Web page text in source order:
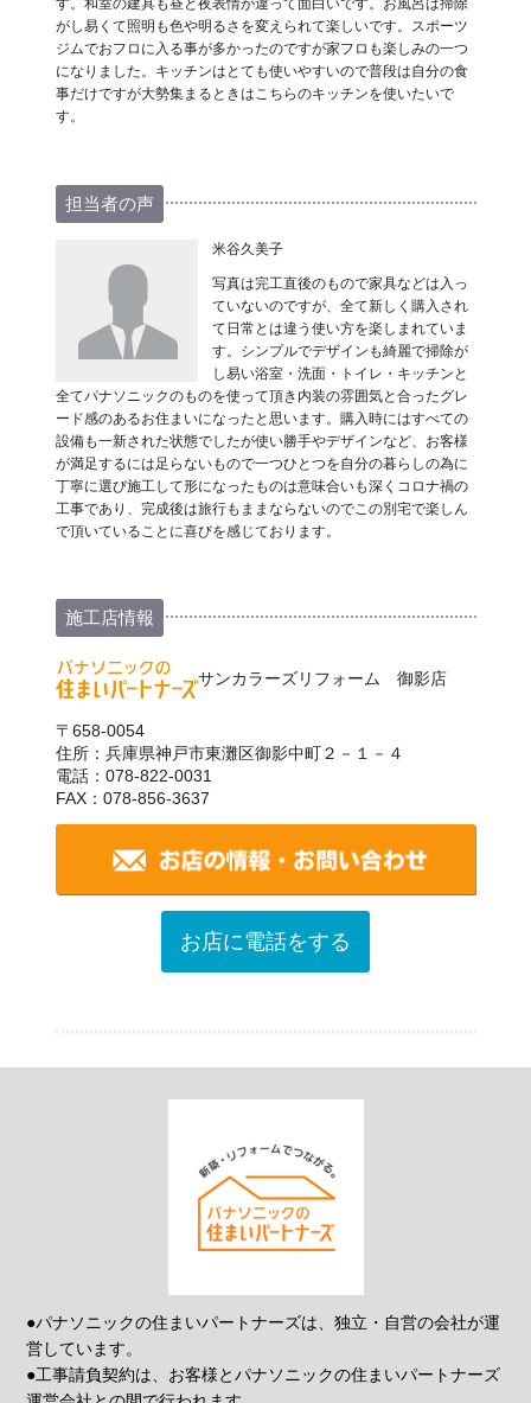
す。和室の建具も昼と夜表情が違って面白いです。お風呂は掃除
がし易くて照明も色や明るさを変えられて楽しいです。スポーツ
ジムでおフロに入る事が多かったのですが家フロも楽しみの一つ
になりました。キッチンはとても使いやすいので普段は自分の食
事だけですが大勢集まるときはこちらのキッチンを使いたいで
す。
担当者の声
米谷久美子
写真は完工直後のもので家具などは入っ
ていないのですが、全て新しく購入され
て日常とは違う使い方を楽しまれていま
す。シンプルでデザインも綺麗で掃除が
し易い浴室・洗面・トイレ・キッチンと
全てパナソニックのものを使って頂き内装の雰囲気と合ったグレ
ード感のあるお住まいになったと思います。購入時にはすべての
設備も一新された状態でしたが使い勝手やデザインなど、お客様
が満足するには足らないもので一つひとつを自分の暮らしの為に
丁寧に選び施工して形になったものは意味合いも深くコロナ禍の
工事であり、完成後は旅行もままならないのでこの別宅で楽しん
で頂いていることに喜びを感じております。
施工店情報
サンカラーズリフォーム 御影店
〒658-0054
住所：兵庫県神戸市東灘区御影中町２－１－４
電話：078-822-0031
FAX：078-856-3637
お店に電話をする
●パナソニックの住まいパートナーズは、独立・自営の会社が運
営しています。
●工事請負契約は、お客様とパナソニックの住まいパートナーズ